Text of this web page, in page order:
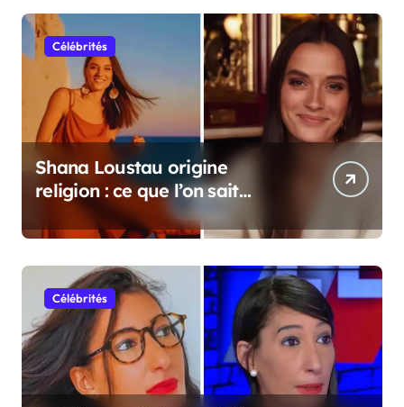
Célébrités
Shana Loustau origine
religion : ce que l’on sait
vraiment
Célébrités